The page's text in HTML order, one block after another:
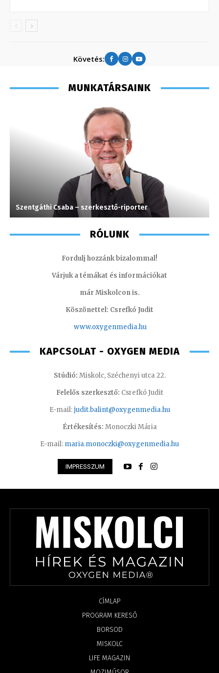
Követés:
MUNKATÁRSAINK
Szentgáthi Csaba – szerkesztő-riporter
RÓLUNK
Fordulj hozzánk bizalommal!
Várjuk a témákat és információkat
már Miskolcon is.
Köszönettel: Csrefkó Judit
www.oxygenmedia.hu
KAPCSOLAT - OXYGEN MEDIA
Stúdió: Miskolc, Széchenyi utca 22.
Felelős szerkesztő: Csrefkó Judit
E-mail:judit.balint@oxygenmedia.hu
Értékesítés: Monoczki Mária
E-mail: maria.monoczki@oxygenmedia.hu
IMPRESSZUM
CÍMLAP
PROGRAM KERESŐ
BORSOD
MISKOLC
LIFE MAGAZIN